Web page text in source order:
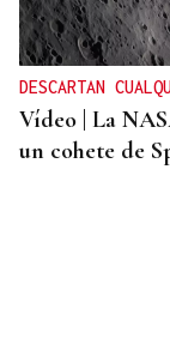
DESCARTAN
Vídeo | La
un cohete de